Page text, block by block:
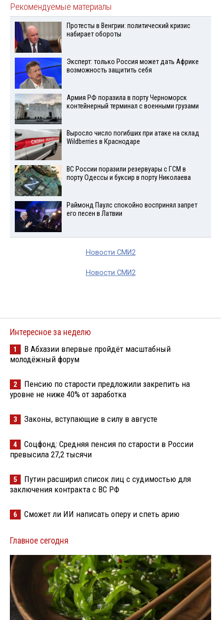
Рекомендуемые материалы
Протесты в Венгрии: политический кризис
набирает обороты
Эксперт: только Россия может дать Африке
возможность защитить себя
Армия РФ поразила в порту Черноморск
контейнерный терминал с военными грузами
Выросло число погибших при атаке на склад
Wildberries в Краснодаре
ВС России поразили резервуары с ГСМ в
порту Одессы и буксир в порту Николаева
Раймонд Паулс спокойно воспринял запрет
его песен в Латвии
Новости СМИ2
Новости СМИ2
Интересное за неделю
1
В Абхазии впервые пройдёт масштабный
молодёжный форум
2
Пенсию по старости предложили закрепить на
уровне не ниже 40% от заработка
3 Законы, вступающие в силу в августе
4
Соцфонд: Средняя пенсия по старости в России
превысила 27,2 тысячи
5
Путин расширил список лиц с судимостью для
заключения контракта с ВС РФ
6 Сможет ли ИИ написать оперу и спеть арию
Главное сегодня